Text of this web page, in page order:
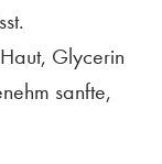
Glycerin
sanfte,